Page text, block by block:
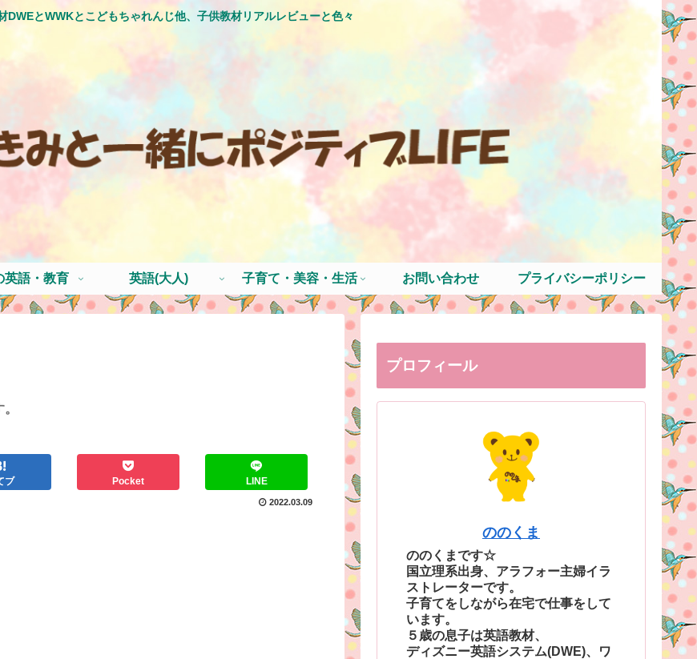
DWEとWWKとこどもちゃれんじ他、子供教材リアルレビューと色々
英語・教育 英語(大人) 子育て・美容・生活 お問い合わせ プライバシーポリシー
ブ Pocket LINE
2022.03.09
プロフィール
ののくま
ののくまです☆
国立理系出身、アラフォー主婦イラ
ストレーターです。
子育てをしながら在宅で仕事をして
います。
５歳の息子は英語教材、
ディズニー英語システム(DWE)、ワ